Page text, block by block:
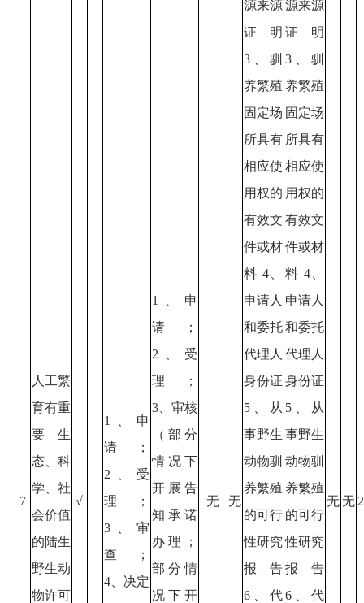
7
人工繁
育有重
要生
态、科
学、社
会价值
的陆生
野生动
物许可
√
1、申
请；
2、受
理；
3、审
查；
4、决定
1、申
请；
2、受
理；
3、审核
（部分
情况下
开展告
知承诺
办理；
部分情
况下开
无 无
源来源
证明
3、驯
养繁殖
固定场
所具有
相应使
用权的
有效文
件或材
料 4、
申请人
和委托
代理人
身份证
5、从
事野生
动物驯
养繁殖
的可行
性研究
报告
6、代
源来源
证明
3、驯
养繁殖
固定场
所具有
相应使
用权的
有效文
件或材
料 4、
申请人
和委托
代理人
身份证
5、从
事野生
动物驯
养繁殖
的可行
性研究
报告
6、代
无无